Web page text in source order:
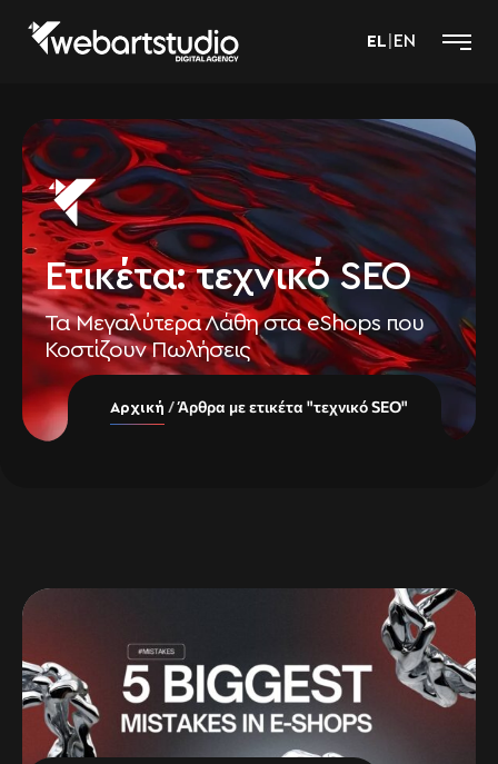
EL EN
Ετικέτα:τεχνικό SEO
Τα Μεγαλύτερα Λάθη στα eShops που
Κοστίζουν Πωλήσεις
Αρχική Άρθρα με ετικέτα "τεχνικό SEO"